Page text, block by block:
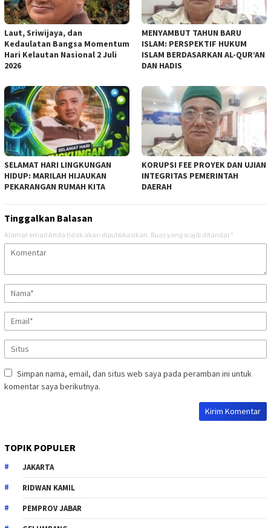
Laut, Sriwijaya, dan
Kedaulatan Bangsa Momentum
Hari Kelautan Nasional 2 Juli
2026
MENYAMBUT TAHUN BARU
ISLAM: PERSPEKTIF HUKUM
ISLAM BERDASARKAN AL-QUR’AN
DAN HADIS
SELAMAT HARI LINGKUNGAN
HIDUP: MARILAH HIJAUKAN
PEKARANGAN RUMAH KITA
KORUPSI FEE PROYEK DAN UJIAN
INTEGRITAS PEMERINTAH
DAERAH
Tinggalkan Balasan
Alamat email Anda tidak akan dipublikasikan. Ruas yang wajib ditandai *
Simpan nama, email, dan situs web saya pada peramban ini untuk
komentar saya berikutnya.
TOPIK POPULER
JAKARTA
RIDWAN KAMIL
PEMPROV JABAR